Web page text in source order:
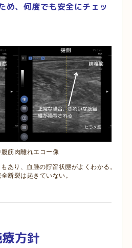
め、何度でも安全にチェッ
筋肉離れエコー像
あり、血腫の貯留状態がよくわかる。
断裂は起きていない。
方針